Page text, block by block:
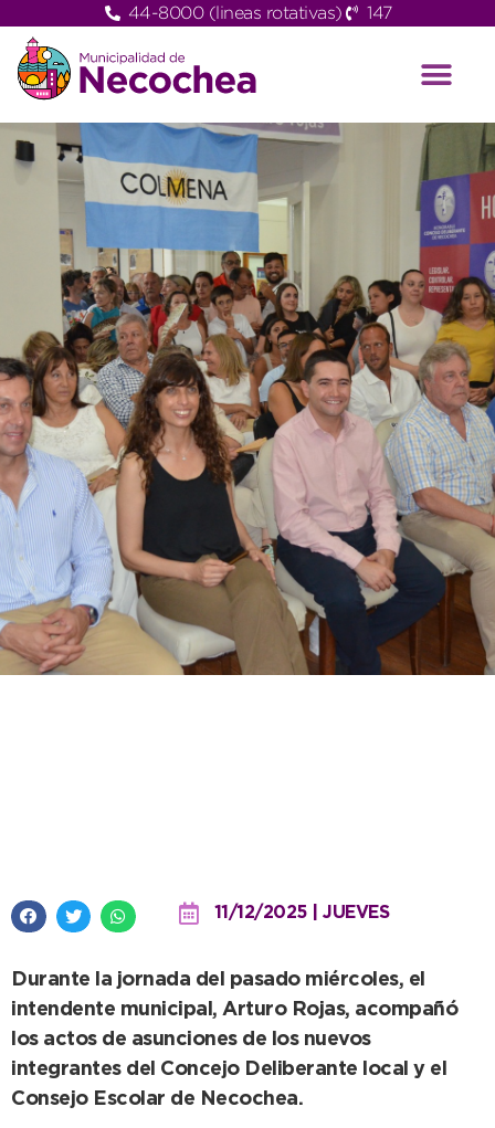
44-8000 (lineas rotativas) 147
11/12/2025 | JUEVES
Durante la jornada del pasado miércoles, el
intendente municipal, Arturo Rojas, acompañó
los actos de asunciones de los nuevos
integrantes del Concejo Deliberante local y el
Consejo Escolar de Necochea.